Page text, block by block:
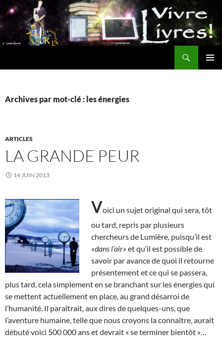
Aller
au
contenu
Archives par mot-clé : les énergies
ARTICLES
LA GRANDE PEUR
14 JUIN 2013
Voici un sujet original qui sera, tôt
ou tard, repris par plusieurs
chercheurs de Lumière, puisqu’il est
«dans l’air» et qu’il est possible de
savoir par avance de quoi il retourne
présentement et ce qui se passera,
plus tard, cela simplement en se branchant sur les énergies qui
se mettent actuellement en place, au grand désarroi de
l’humanité. Il paraîtrait, aux dires de quelques-uns, que
l’aventure humaine, telle que nous croyons la connaître, aurait
débuté voici 500 000 ans et devrait « se terminer bientôt »…